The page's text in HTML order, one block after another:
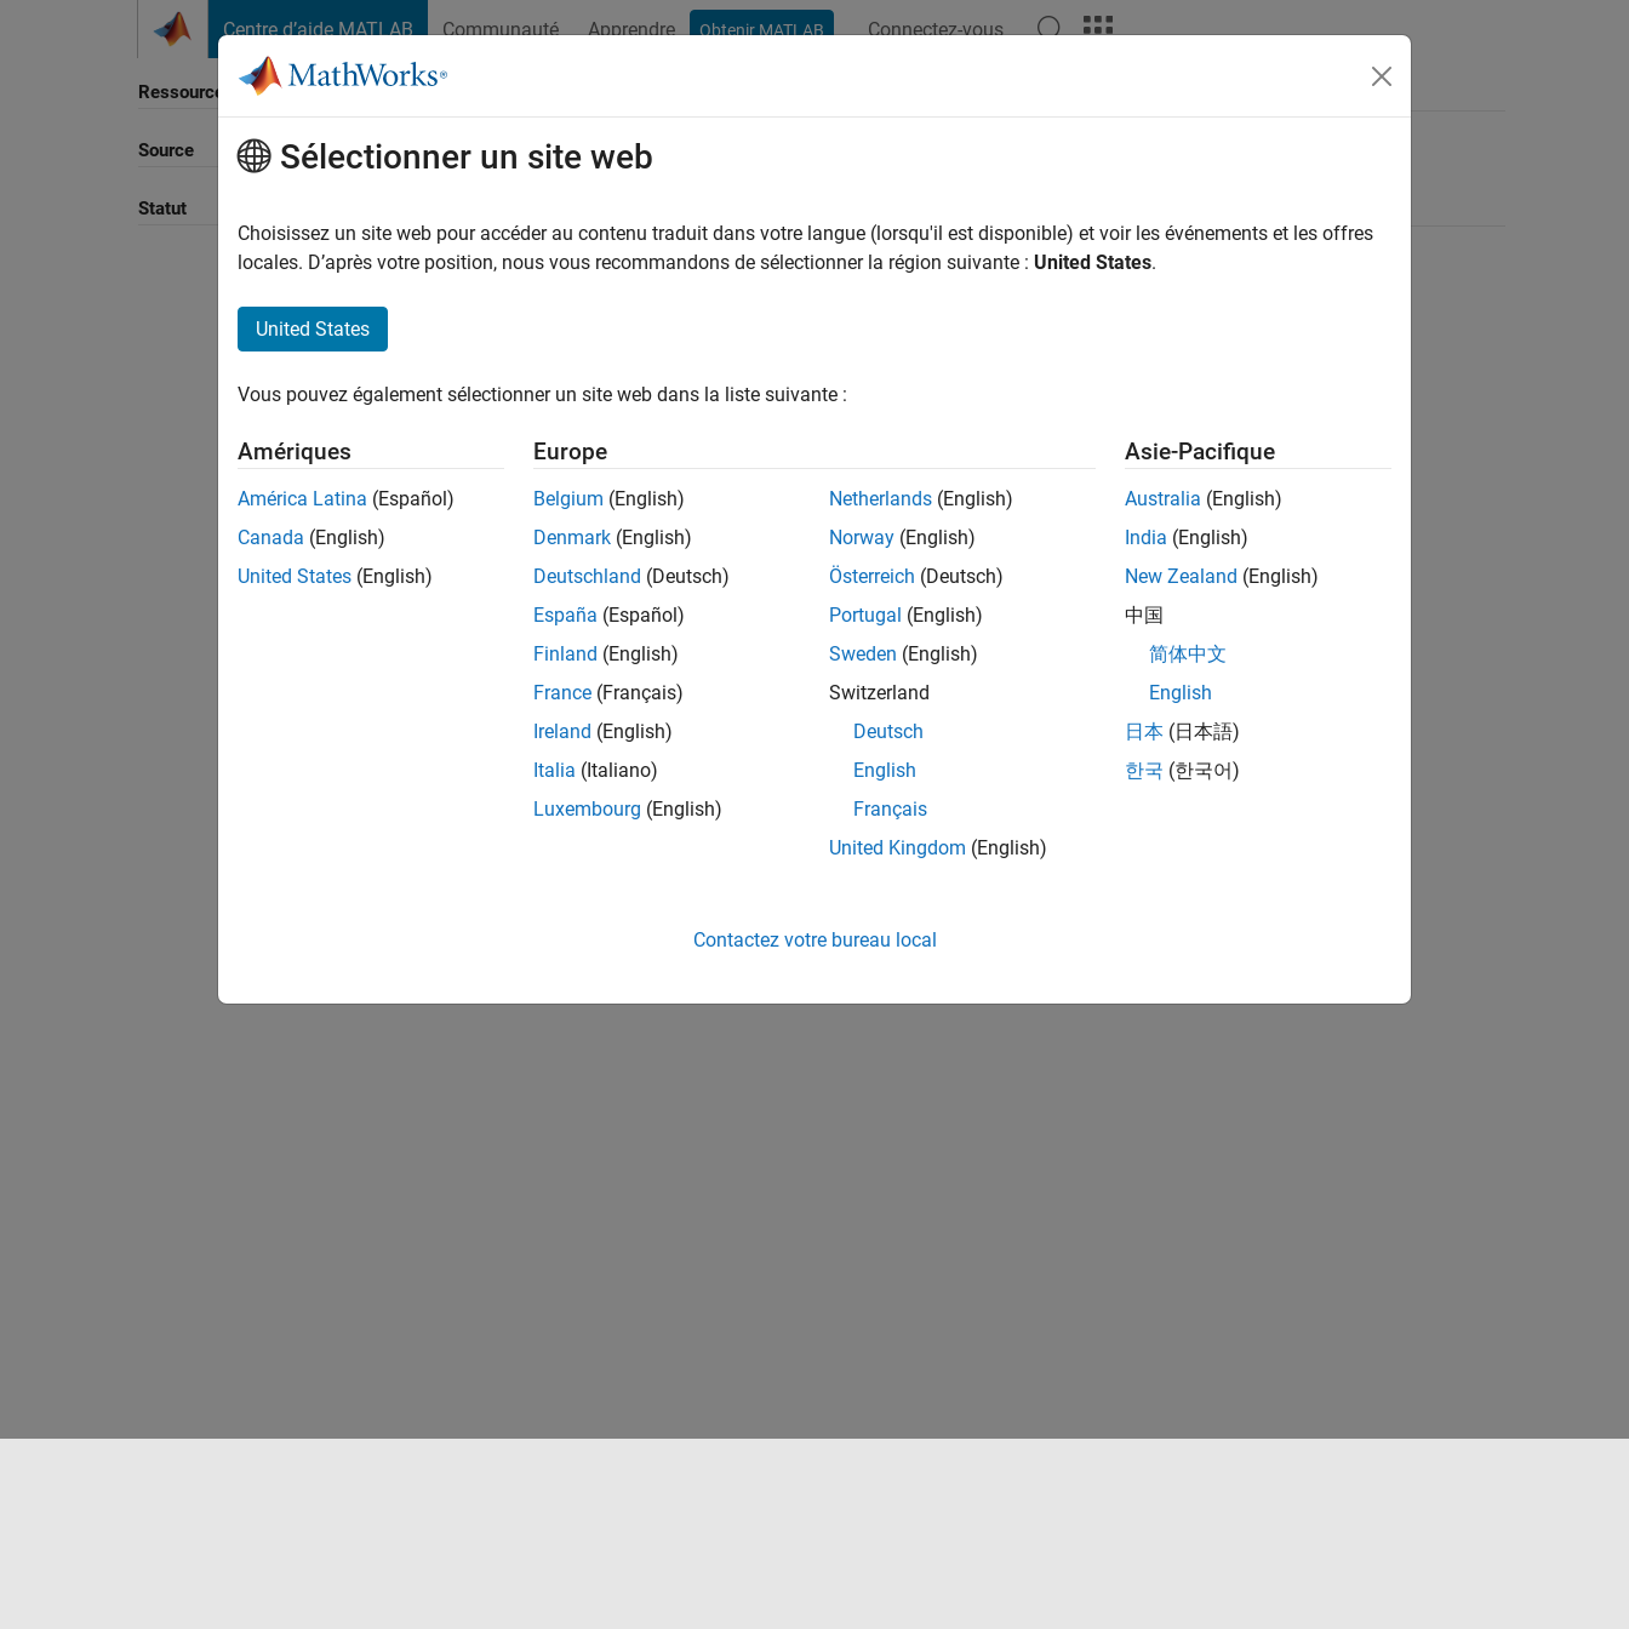
Centre d’aide MATLAB Communauté Apprendre Obtenir MATLAB Connectez-vous
Ressource
Source
Statut
Trier par
Sélectionner un site web
Choisissez un site web pour accéder au contenu traduit dans votre langue (lorsqu'il est disponible) et voir les événements et les offres
locales. D’après votre position, nous vous recommandons de sélectionner la région suivante : United States.
United States
Vous pouvez également sélectionner un site web dans la liste suivante :
Amériques
América Latina (Español)
Canada (English)
United States (English)
Europe
Belgium (English)
Denmark (English)
Deutschland (Deutsch)
España (Español)
Finland (English)
France (Français)
Ireland (English)
Italia (Italiano)
Luxembourg (English)
Netherlands (English)
Norway (English)
Österreich (Deutsch)
Portugal (English)
Sweden (English)
Switzerland
Deutsch
English
Français
United Kingdom (English)
Asie-Pacifique
Australia (English)
India (English)
New Zealand (English)
中国
简体中文
English
日本 (日本語)
한국 (한국어)
Contactez votre bureau local